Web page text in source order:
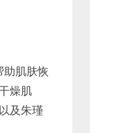
助肌肤恢
燥肌
及朱瑾